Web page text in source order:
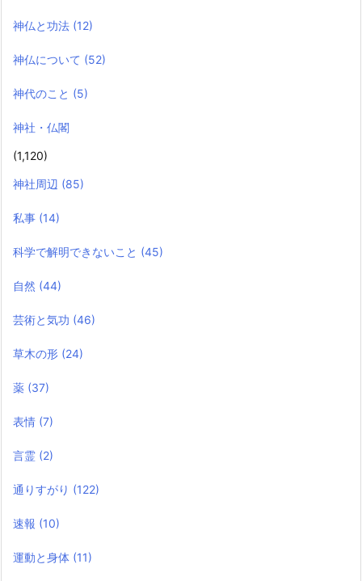
神仏と功法 (12)
神仏について (52)
神代のこと (5)
神社・仏閣
(1,120)
神社周辺 (85)
私事 (14)
科学で解明できないこと (45)
自然 (44)
芸術と気功 (46)
草木の形 (24)
薬 (37)
表情 (7)
言霊 (2)
通りすがり (122)
速報 (10)
運動と身体 (11)